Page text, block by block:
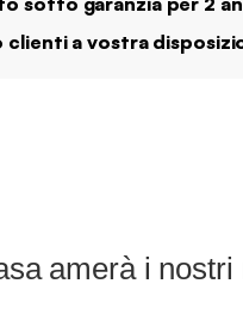
clienti a vostra
amerà i nostri